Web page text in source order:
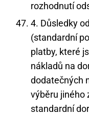
rozhodnutí
4. Důsledky
(standardní
platby, které
nákladů na
dodatečných
výběru jiného
standardní